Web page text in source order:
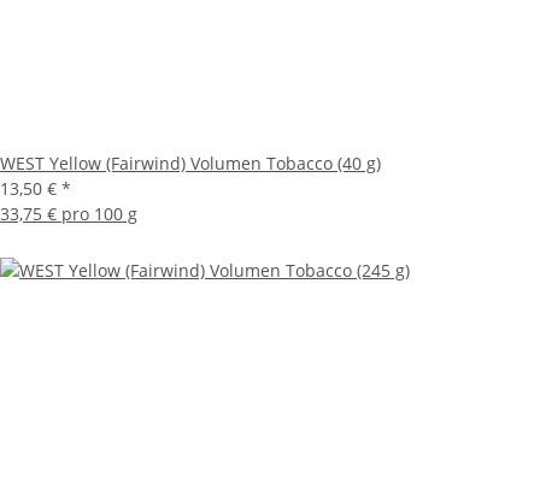
WEST Yellow (Fairwind) Volumen Tobacco (40 g)
13,50 € *
33,75 € pro 100 g